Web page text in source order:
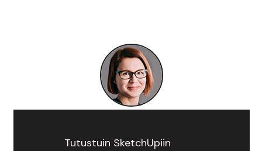
Tutustuin SketchUpiin